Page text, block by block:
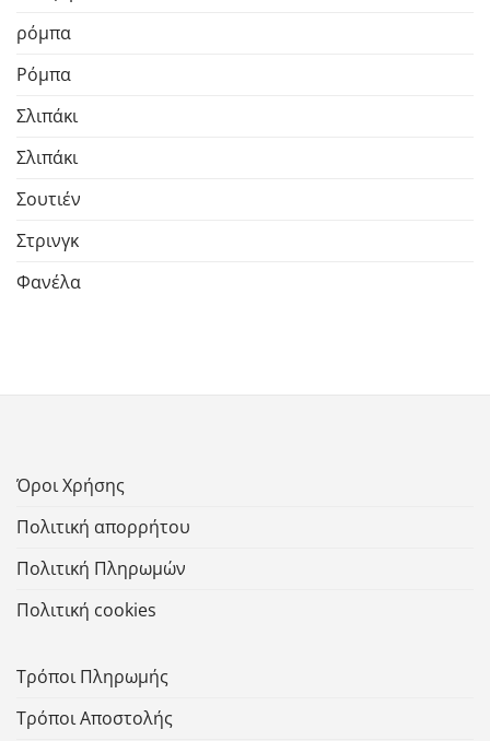
ρόμπα
Ρόμπα
Σλιπάκι
Σλιπάκι
Σουτιέν
Στρινγκ
Φανέλα
Όροι Χρήσης
Πολιτική απορρήτου
Πολιτική Πληρωμών
Πολιτική cookies
Τρόποι Πληρωμής
Τρόποι Αποστολής